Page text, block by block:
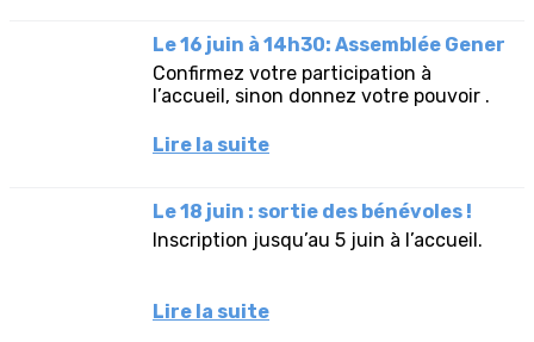
Le 16 juin à 14h30: Assemblée Gener
Confirmez votre participation à
l’accueil, sinon donnez votre pouvoir .
Lire la suite
Le 18 juin : sortie des bénévoles !
Inscription jusqu’au 5 juin à l’accueil.
Lire la suite